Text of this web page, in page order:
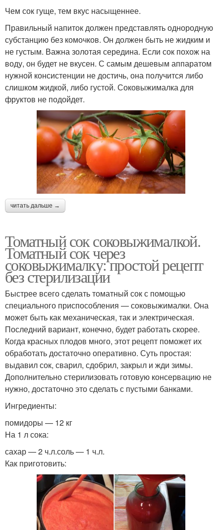
Чем сок гуще, тем вкус насыщеннее.
Правильный напиток должен представлять однородную
субстанцию без комочков. Он должен быть не жидким и
не густым. Важна золотая середина. Если сок похож на
воду, он будет не вкусен. С самым дешевым аппаратом
нужной консистенции не достичь, она получится либо
слишком жидкой, либо густой. Соковыжималка для
фруктов не подойдет.
читать дальше →
Томатный сок соковыжималкой.
Томатный сок через
соковыжималку: простой рецепт
без стерилизации
Быстрее всего сделать томатный сок с помощью
специального приспособления — соковыжималки. Она
может быть как механическая, так и электрическая.
Последний вариант, конечно, будет работать скорее.
Когда красных плодов много, этот рецепт поможет их
обработать достаточно оперативно. Суть простая:
выдавил сок, сварил, сдобрил, закрыл и жди зимы.
Дополнительно стерилизовать готовую консервацию не
нужно, достаточно это сделать с пустыми банками.
Ингредиенты:
помидоры — 12 кг
На 1 л сока:
сахар — 2 ч.л.соль — 1 ч.л.
Как приготовить: